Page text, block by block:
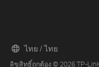
ลิขสิทธิ์ถูกต้อง © 2026 TP-Link
ไทย / ไทย